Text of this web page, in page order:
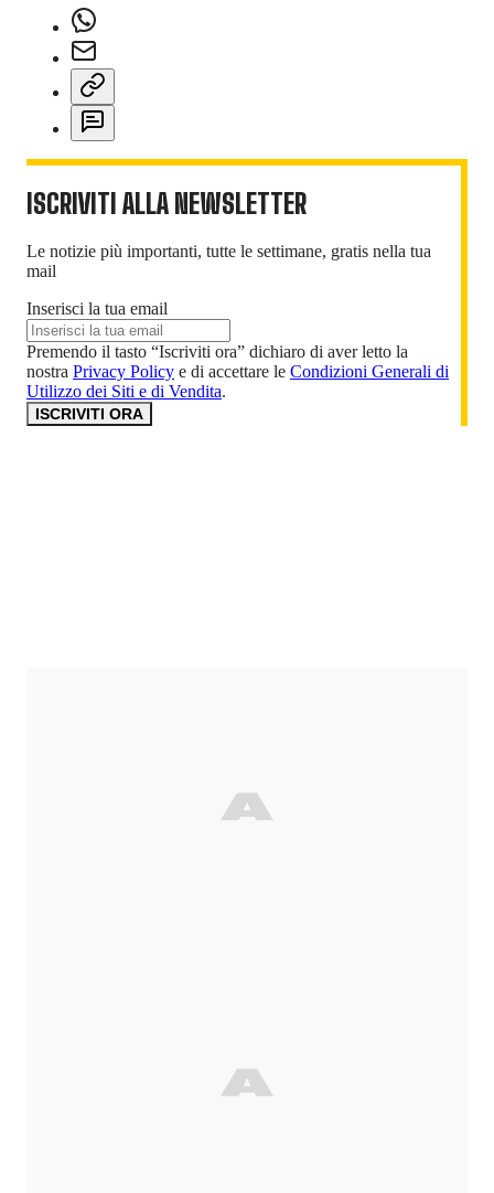
ISCRIVITI ALLA NEWSLETTER
Le notizie più importanti, tutte le settimane, gratis nella tua
mail
Inserisci la tua email
Premendo il tasto “Iscriviti ora” dichiaro di aver letto la
nostra Privacy Policy e di accettare le Condizioni Generali di
Utilizzo dei Siti e di Vendita.
ISCRIVITI ORA